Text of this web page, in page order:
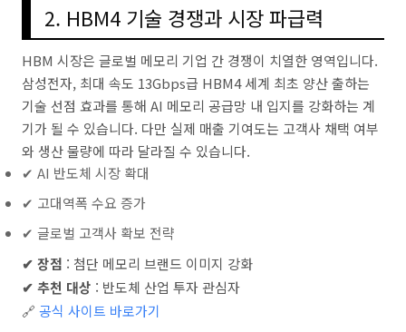
2. HBM4 기술 경쟁과 시장 파급력
HBM 시장은 글로벌 메모리 기업 간 경쟁이 치열한 영역입니다.
삼성전자, 최대 속도 13Gbps급 HBM4 세계 최초 양산 출하는
기술 선점 효과를 통해 AI 메모리 공급망 내 입지를 강화하는 계
기가 될 수 있습니다. 다만 실제 매출 기여도는 고객사 채택 여부
와 생산 물량에 따라 달라질 수 있습니다.
✔ AI 반도체 시장 확대
✔ 고대역폭 수요 증가
✔ 글로벌 고객사 확보 전략
✔ 장점 : 첨단 메모리 브랜드 이미지 강화
✔ 추천 대상 : 반도체 산업 투자 관심자
🔗 공식 사이트 바로가기